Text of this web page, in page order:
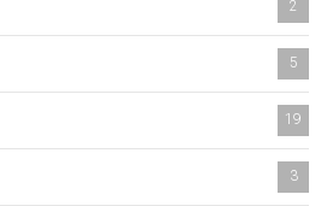
2
5
19
3